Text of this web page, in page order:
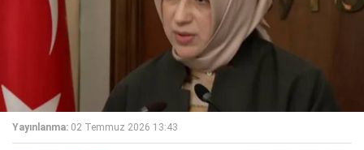
Yayınlanma: 02 Temmuz 2026 13:43